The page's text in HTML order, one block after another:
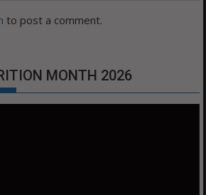
to post a comment.
MONTH 2026